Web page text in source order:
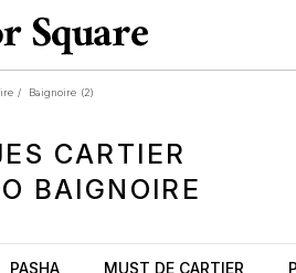
/ Baignoire (2)
CARTIER
BAIGNOIRE
PASHA MUST DE CARTIER